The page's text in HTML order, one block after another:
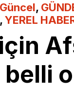
Güncel,
,YEREL
belli